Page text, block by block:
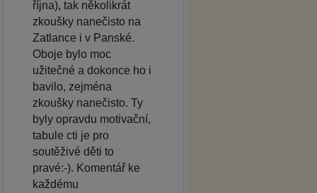
října), tak několikrát
zkoušky nanečisto na
Zatlance i v Panské.
Oboje bylo moc
užitečné a dokonce ho i
bavilo, zejména
zkoušky nanečisto. Ty
byly opravdu motivační,
tabule cti je pro
soutěživé děti to
pravé:-). Komentář ke
každému